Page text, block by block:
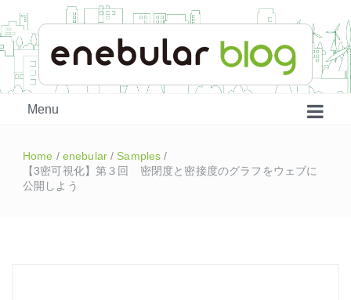
enebular 公式 技術ブログ
Menu
Home / enebular / Samples /
【3密可視化】第３回 密閉度と密接度のグラフをウェブに
公開しよう